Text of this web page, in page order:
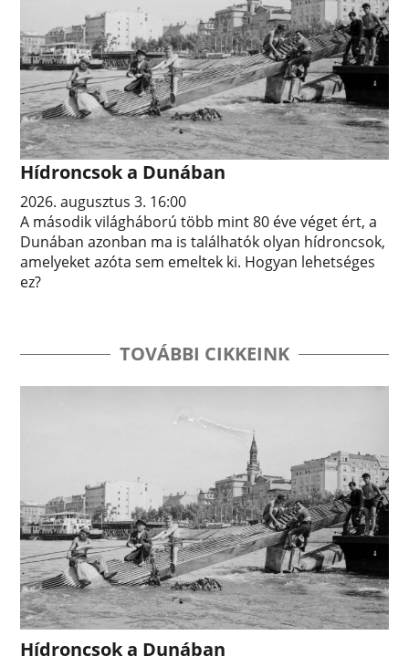
Hídroncsok a Dunában
2026. augusztus 3. 16:00
A második világháború több mint 80 éve véget ért, a
Dunában azonban ma is találhatók olyan hídroncsok,
amelyeket azóta sem emeltek ki. Hogyan lehetséges
ez?
TOVÁBBI CIKKEINK
Hídroncsok a Dunában